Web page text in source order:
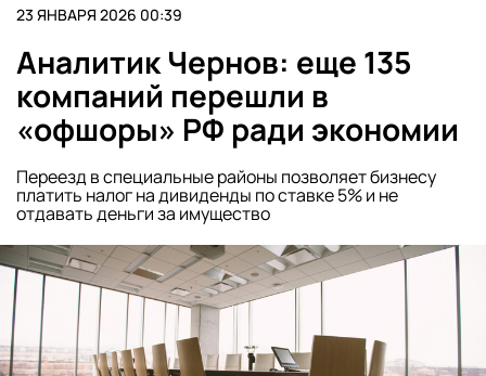
23 ЯНВАРЯ 2026 00:39
Аналитик Чернов: еще 135
компаний перешли в
«офшоры» РФ ради экономии
Переезд в специальные районы позволяет бизнесу
платить налог на дивиденды по ставке 5% и не
отдавать деньги за имущество